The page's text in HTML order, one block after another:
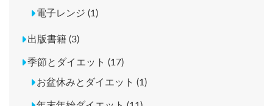
電子レンジ (1)
出版書籍 (3)
季節とダイエット (17)
お盆休みとダイエット (1)